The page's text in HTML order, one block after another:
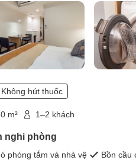
Không hút thuốc
m² 1–2 khách
nghi phòng
phòng tắm và nhà vệ
Bồn cầu